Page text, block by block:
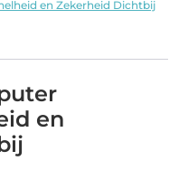
en Zekerheid Dichtbij
en